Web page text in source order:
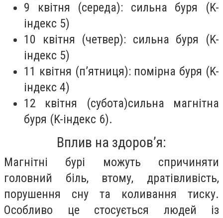
9 квітня (середа): сильна буря (K-
індекс 5)
10 квітня (четвер): сильна буря (K-
індекс 5)
11 квітня (п’ятниця): помірна буря (K-
індекс 4)
12 квітня (субота)сильна магнітна
буря (K-індекс 6).
Вплив на здоров’я:
Магнітні бурі можуть спричиняти
головний біль, втому, дратівливість,
порушення сну та коливання тиску.
Особливо це стосується людей із